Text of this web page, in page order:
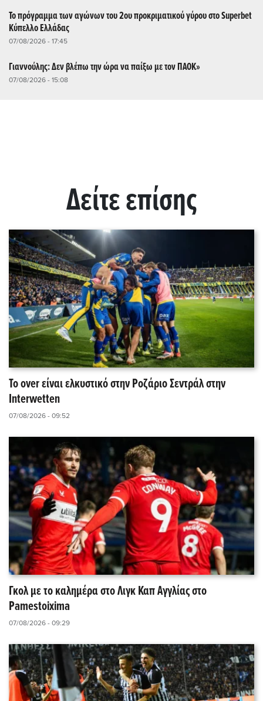
Το πρόγραμμα των αγώνων του 2ου προκριματικού γύρου στο Superbet
Κύπελλο Ελλάδας
07/08/2026 - 17:45
Γιαννούλης: Δεν βλέπω την ώρα να παίξω με τον ΠΑΟΚ»
07/08/2026 - 15:08
Δείτε επίσης
Το over είναι ελκυστικό στην Ροζάριο Σεντράλ στην
Interwetten
07/08/2026 - 09:52
Γκολ με το καλημέρα στο Λιγκ Καπ Αγγλίας στο
Pamestoixima
07/08/2026 - 09:29